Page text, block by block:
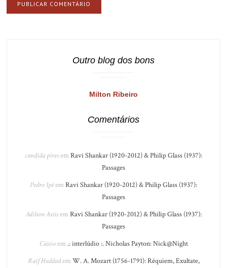
Outro blog dos bons
Milton Ribeiro
Comentários
candida piresem Ravi Shankar (1920-2012) & Philip Glass (1937):
Passages
Pedro Ipêem Ravi Shankar (1920-2012) & Philip Glass (1937):
Passages
Adilson Assisem Ravi Shankar (1920-2012) & Philip Glass (1937):
Passages
Cássioem .: interlúdio :. Nicholas Payton: Nick@Night
Raif Haddadem W. A. Mozart (1756-1791): Réquiem, Exultate,